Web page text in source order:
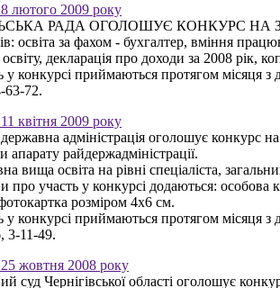
лютого 2009 року
РАДА ОГОЛОШУЄ КОНКУРС
освіта за фахом - бухгалтер, вміння
декларація про доходи за 2008 рік,
у конкурсі приймаються протягом місяця з
63-72.
квітня 2009 року
адміністрація оголошує конкурс
апарату райдержадміністрації.
вища освіта на рівні спеціаліста,
про участь у конкурсі додаються:
розміром 4х6 см.
конкурсі приймаються протягом місяця
3-11-49.
жовтня 2008 року
суд Чернігівської області оголошує